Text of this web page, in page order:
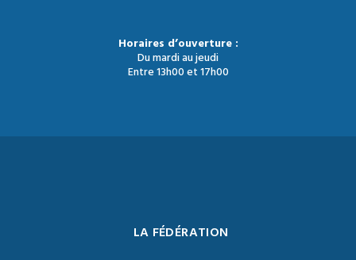
Horaires d’ouverture :
Du mardi au jeudi
Entre 13h00 et 17h00
LA FÉDÉRATION